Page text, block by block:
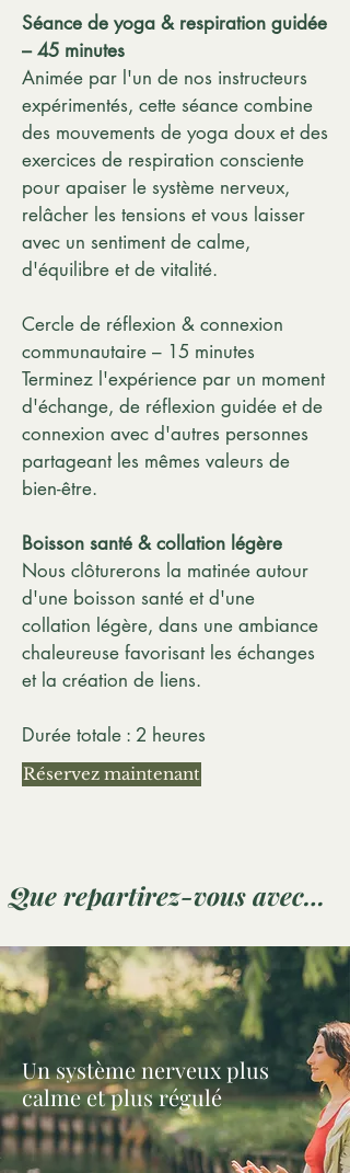
Séance de yoga & respiration guidée
– 45 minutes
Animée par l'un de nos instructeurs
expérimentés, cette séance combine
des mouvements de yoga doux et des
exercices de respiration consciente
pour apaiser le système nerveux,
relâcher les tensions et vous laisser
avec un sentiment de calme,
d'équilibre et de vitalité.
Cercle de réflexion & connexion
communautaire – 15 minutes
Terminez l'expérience par un moment
d'échange, de réflexion guidée et de
connexion avec d'autres personnes
partageant les mêmes valeurs de
bien-être.
Boisson santé & collation légère
Nous clôturerons la matinée autour
d'une boisson santé et d'une
collation légère, dans une ambiance
chaleureuse favorisant les échanges
et la création de liens.
Durée totale : 2 heures
Réservez maintenant
Que repartirez-vous avec…
Un système nerveux plus
calme et plus régulé